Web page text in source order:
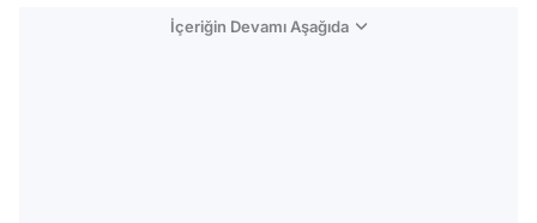
İçeriğin Devamı Aşağıda